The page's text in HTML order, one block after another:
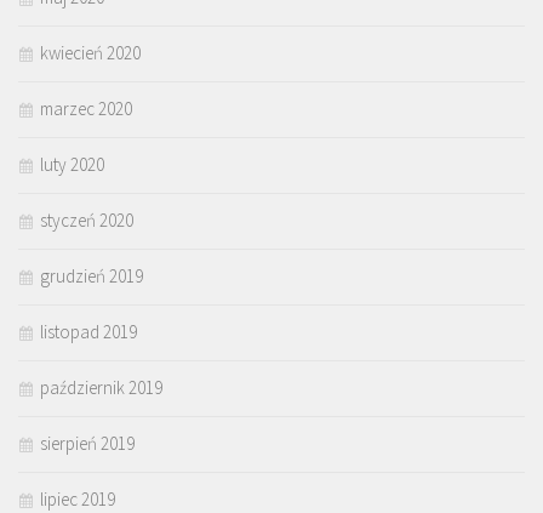
kwiecień 2020
marzec 2020
luty 2020
styczeń 2020
grudzień 2019
listopad 2019
październik 2019
sierpień 2019
lipiec 2019